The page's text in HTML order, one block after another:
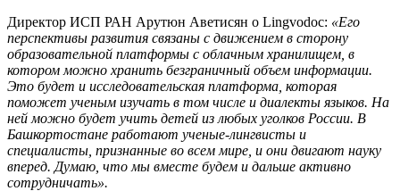
Директор ИСП РАН Арутюн Аветисян о Lingvodoc: «Его
перспективы развития связаны с движением в сторону
образовательной платформы с облачным хранилищем, в
котором можно хранить безграничный объем информации.
Это будет и исследовательская платформа, которая
поможет ученым изучать в том числе и диалекты языков. На
ней можно будет учить детей из любых уголков России. В
Башкортостане работают ученые-лингвисты и
специалисты, признанные во всем мире, и они двигают науку
вперед. Думаю, что мы вместе будем и дальше активно
сотрудничать».